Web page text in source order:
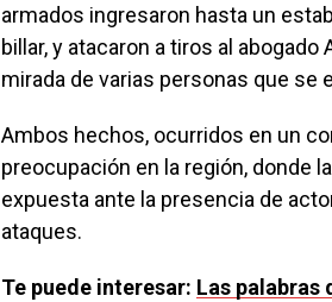
armados ingresaron hasta un
billar, y atacaron a tiros al
mirada de varias personas que se
Ambos hechos, ocurridos en un
preocupación en la región, donde
expuesta ante la presencia de
ataques.
Te puede interesar: Las palabras